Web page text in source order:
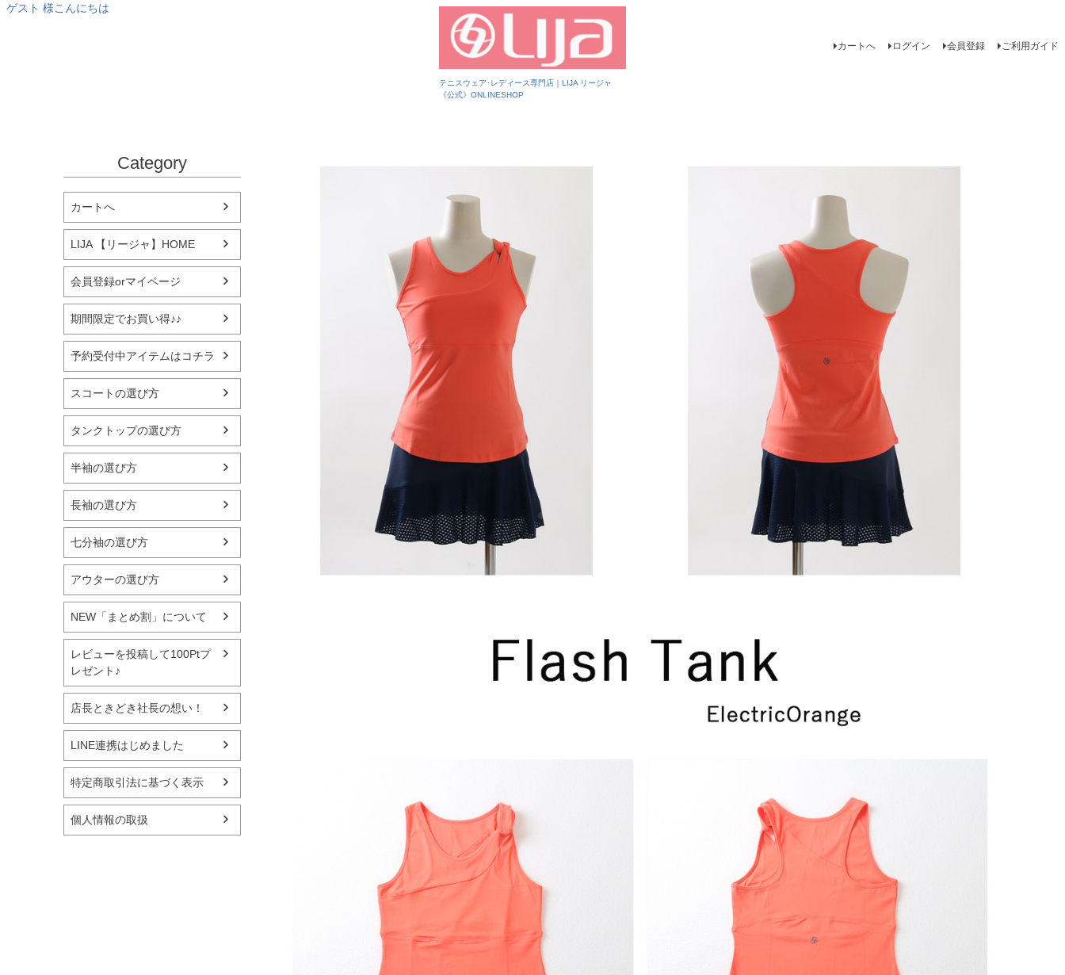
テニスウェア･レディース専門店｜LIJA リージャ
《公式》ONLINESHOP
ゲスト 様こんにちは
カートへ ログイン 会員登録 ご利用ガイド
Category
カートへ
LIJA 【リージャ】HOME
会員登録orマイページ
期間限定でお買い得♪♪
予約受付中アイテムはコチラ
スコートの選び方
タンクトップの選び方
半袖の選び方
長袖の選び方
七分袖の選び方
アウターの選び方
NEW「まとめ割」について
レビューを投稿して100Ptプ
レゼント♪
店長ときどき社長の想い！
LINE連携はじめました
特定商取引法に基づく表示
個人情報の取扱